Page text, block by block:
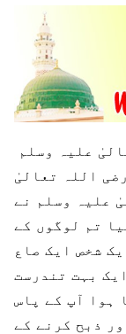
اللہ تعالیٰ
علیہ وسلم نے
تم لوگوں کے
شخص ایک صاع
بہت تندرست
ہوا آپ کے پاس
ذبح کرنے کے